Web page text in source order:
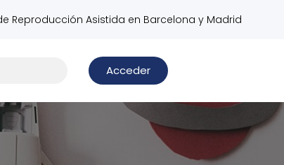
Reproducción Asistida en Barcelona y Madrid
Acceder